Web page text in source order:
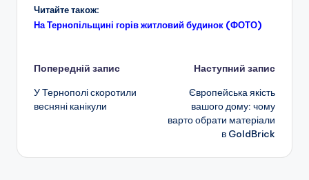
Читайте також:
На Тернопільщині горів житловий будинок (ФОТО)
Навігація
по
Попередній запис
У Тернополі скоротили
весняні канікули
Наступний запис
Європейська якість
вашого дому: чому
варто обрати матеріали
в GoldBrick